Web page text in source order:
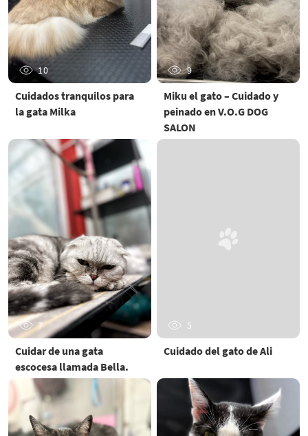
10
Cuidados tranquilos para
la gata Milka
9
Miku el gato – Cuidado y
peinado en V.O.G DOG
SALON
7
Cuidar de una gata
escocesa llamada Bella.
5
Cuidado del gato de Ali